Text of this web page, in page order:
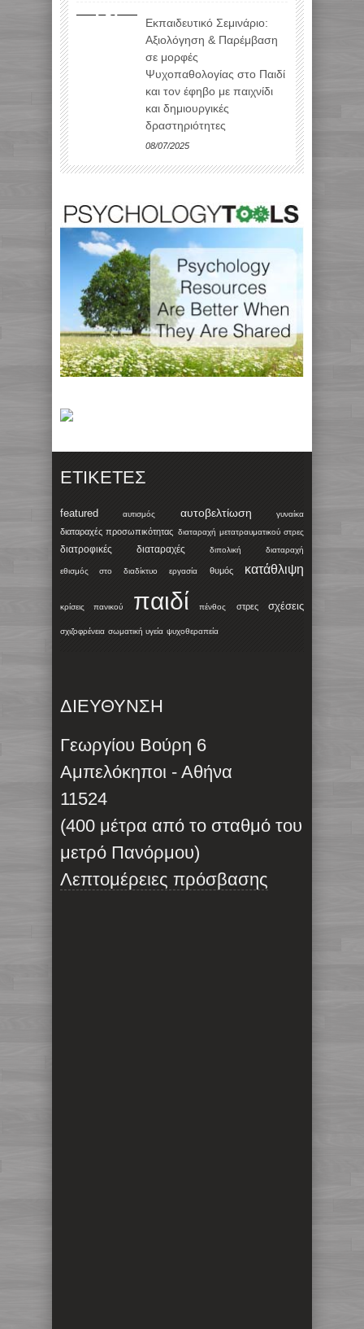
Εκπαιδευτικό Σεμινάριο:
Αξιολόγηση & Παρέμβαση
σε μορφές
Ψυχοπαθολογίας στο Παιδί
και τον έφηβο με παιχνίδι
και δημιουργικές
δραστηριότητες
08/07/2025
ΕΤΙΚΈΤΕΣ
featured αυτισμός αυτοβελτίωση γυναίκα
διαταραχές προσωπικότητας διαταραχή μετατραυματικού στρες
διατροφικές διαταραχές διπολική διαταραχή
εθισμός στο διαδίκτυο εργασία θυμός κατάθλιψη
κρίσεις πανικού παιδί πένθος στρες σχέσεις
σχιζοφρένεια σωματική υγεία ψυχοθεραπεία
ΔΙΕΥΘΥΝΣΗ
Γεωργίου Βούρη 6
Αμπελόκηποι - Αθήνα
11524
(400 μέτρα από το σταθμό του
μετρό Πανόρμου)
Λεπτομέρειες πρόσβασης